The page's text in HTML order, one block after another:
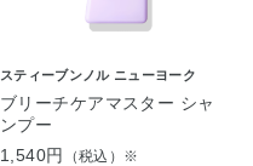
スティーブンノル ニューヨーク
ブリーチケアマスター シャ
ンプー
1,540円
（税込）※